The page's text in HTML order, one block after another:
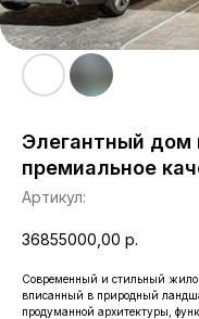
Элегантный
премиальное
Артикул:
36855000,00 р.
Современный и стильный
вписанный в природный
продуманной архитектуры,